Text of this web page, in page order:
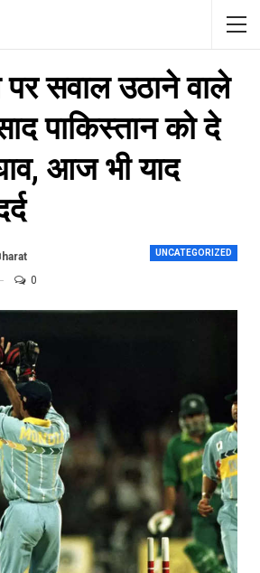
सवाल उठाने वाले
पाकिस्तान को दे
आज भी याद
UNCATEGORIZED
0